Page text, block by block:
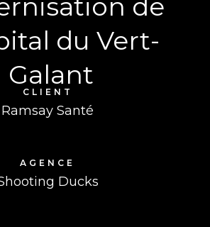
de
du Vert-
Galant
CLIENT
Ramsay Santé
AGENCE
Ducks